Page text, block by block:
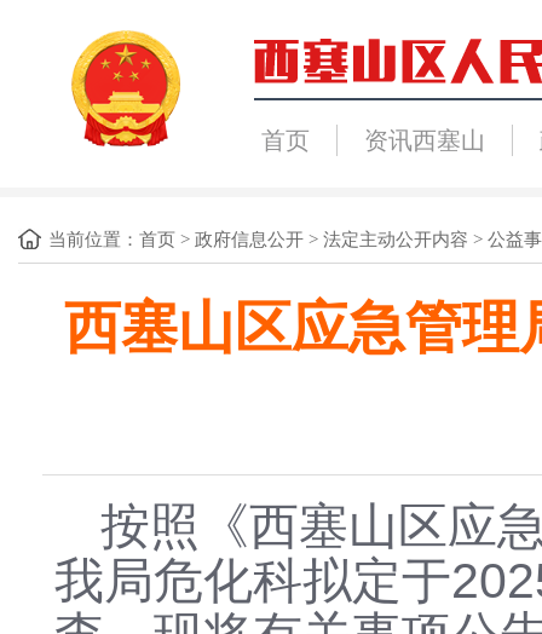
首页 资讯西塞山
当前位置： 首页 > 政府信息公开 > 法定主动公开内容 > 公益
西塞山区应急管理
按照《西塞山区应
我局危化科拟定于202